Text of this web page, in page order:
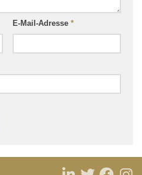
E-Mail-Adresse *